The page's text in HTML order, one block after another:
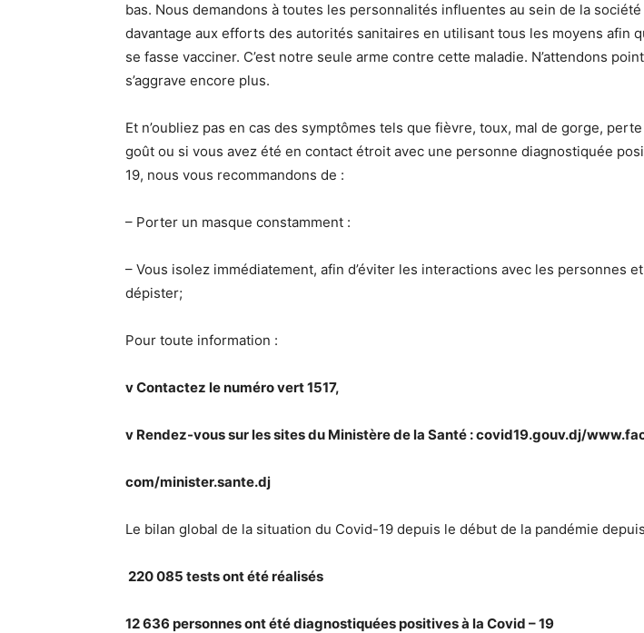
bas. Nous demandons à toutes les personnalités influentes au sein de la société
davantage aux efforts des autorités sanitaires en utilisant tous les moyens afin
se fasse vacciner. C’est notre seule arme contre cette maladie. N’attendons
s’aggrave encore plus.
Et n’oubliez pas en cas des symptômes tels que fièvre, toux, mal de gorge, perte
goût ou si vous avez été en contact étroit avec une personne diagnostiquée
19, nous vous recommandons de :
– Porter un masque constamment :
– Vous isolez immédiatement, afin d’éviter les interactions avec les personnes
dépister;
Pour toute information :
v Contactez le numéro vert 1517,
v Rendez-vous sur les sites du Ministère de la Santé : covid19.gouv.dj/
com/minister.sante.dj
Le bilan global de la situation du Covid-19 depuis le début de la pandémie
220 085 tests ont été réalisés
12 636 personnes ont été diagnostiquées positives à la Covid – 19